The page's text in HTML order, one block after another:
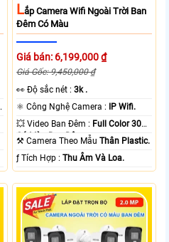
LẮp Camera Wifi Ngoài Trời Ban
Đêm Có Màu
Giá bán: 6,199,000 ₫
Giá Gốc: 9,450,000 ₫
️👀 Độ sắc nét :3k .
⚛️ Công Nghệ Camera :
IP Wifi.
💥 Video Ban Đêm : Full Color 30m
Có Màu Ban Ðêm.
⚒ Camera Theo MẫuThân Plastic.
️ƒ Tích Hợp :Thu Âm Và Loa.